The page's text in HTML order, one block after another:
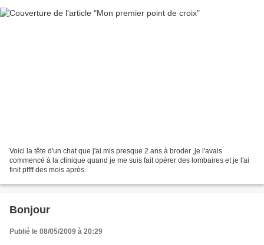
Voici la tête d'un chat que j'ai mis presque 2 ans à broder ,je l'avais
commencé à la clinique quand je me suis fait opérer des lombaires et je l'ai
finit pffff des mois après.
Bonjour
Publié le 08/05/2009 à 20:29